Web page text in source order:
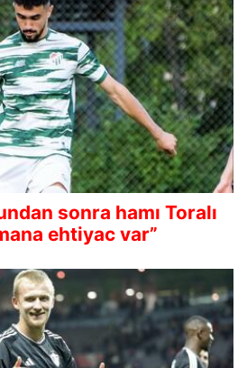
sonra hamı Toralı
ehtiyac var”